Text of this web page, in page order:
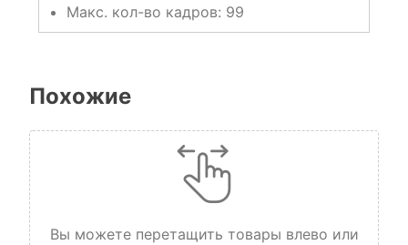
Макс. кол-во кадров: 99
Похожие
Вы можете перетащить товары влево или